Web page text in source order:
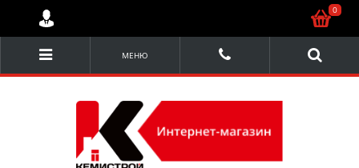
МЕНЮ
0